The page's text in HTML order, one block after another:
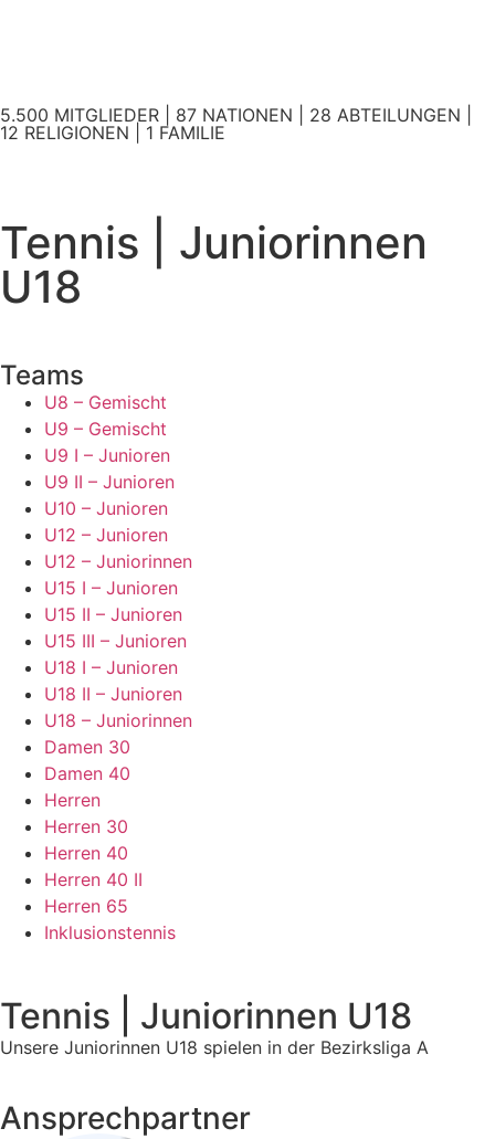
5.500 MITGLIEDER | 87 NATIONEN | 28 ABTEILUNGEN |
12 RELIGIONEN | 1 FAMILIE
Tennis | Juniorinnen
U18
Teams
U8 – Gemischt
U9 – Gemischt
U9 I – Junioren
U9 II – Junioren
U10 – Junioren
U12 – Junioren
U12 – Juniorinnen
U15 I – Junioren
U15 II – Junioren
U15 III – Junioren
U18 I – Junioren
U18 II – Junioren
U18 – Juniorinnen
Damen 30
Damen 40
Herren
Herren 30
Herren 40
Herren 40 II
Herren 65
Inklusionstennis
Tennis | Juniorinnen U18
Unsere Juniorinnen U18 spielen in der Bezirksliga A
Ansprechpartner